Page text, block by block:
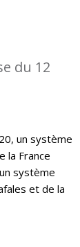
du 12
un système
la France
système
et de la